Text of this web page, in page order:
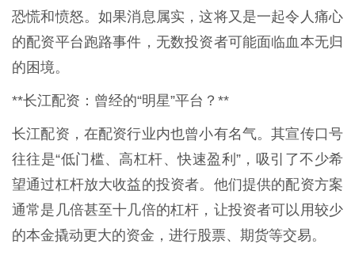
恐慌和愤怒。如果消息属实，这将又是一起令人痛心
的配资平台跑路事件，无数投资者可能面临血本无归
的困境。
**长江配资：曾经的“明星”平台？**
长江配资，在配资行业内也曾小有名气。其宣传口号
往往是“低门槛、高杠杆、快速盈利”，吸引了不少希
望通过杠杆放大收益的投资者。他们提供的配资方案
通常是几倍甚至十几倍的杠杆，让投资者可以用较少
的本金撬动更大的资金，进行股票、期货等交易。